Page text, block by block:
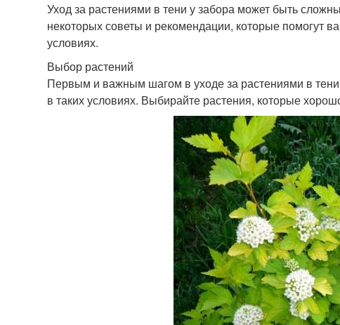
Уход за растениями в тени у забора может быть
некоторых советы и рекомендации, которые помогут
условиях.
Выбор растений
Первым и важным шагом в уходе за растениями в
в таких условиях. Выбирайте растения, которые